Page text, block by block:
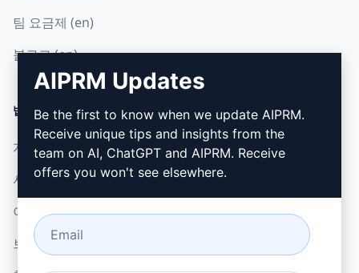
팀 요금제 (en)
블로그 (en)
법률
개인정보 보호정책 (en)
사용 제한 정책 (en)
이용 약관 (en)
브라우저 확장 약관 (en)
다운로드
설치 방법
Google 크롬
Microsoft Edge
AIPRM Updates
Be the first to know when we update AIPRM.
Receive unique tips and insights from the
team on AI, ChatGPT and AIPRM. Receive
offers you won't see elsewhere.